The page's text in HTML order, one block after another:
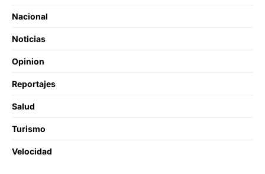
Nacional
Noticias
Opinion
Reportajes
Salud
Turismo
Velocidad